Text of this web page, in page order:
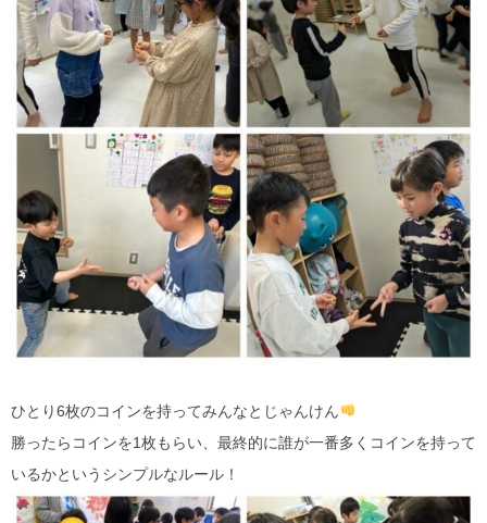
ひとり6枚のコインを持ってみんなとじゃんけん
勝ったらコインを1枚もらい、最終的に誰が一番多くコインを持って
いるかというシンプルなルール！